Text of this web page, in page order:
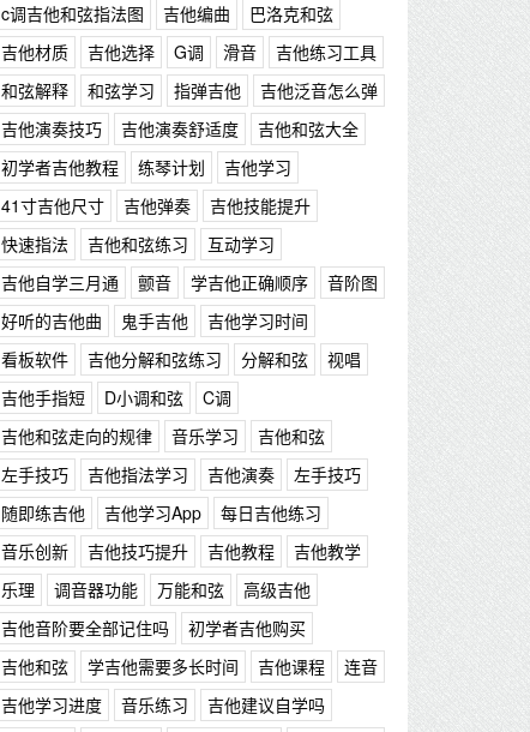
c调吉他和弦指法图
吉他编曲
巴洛克和弦
吉他材质
吉他选择 G调 滑音
吉他练习工具
和弦解释
和弦学习 指弹吉他
吉他泛音怎么弹
吉他演奏技巧
吉他演奏舒适度
吉他和弦大全
初学者吉他教程
练琴计划
吉他学习
41寸吉他尺寸
吉他弹奏
吉他技能提升
快速指法
吉他和弦练习
互动学习
吉他自学三月通
颤音 学吉他正确顺序
音阶图
好听的吉他曲
鬼手吉他
吉他学习时间
看板软件
吉他分解和弦练习 分解和弦
视唱
吉他手指短
D小调和弦
C调
吉他和弦走向的规律
音乐学习
吉他和弦
左手技巧
吉他指法学习 吉他演奏
左手技巧
随即练吉他
吉他学习App
每日吉他练习
音乐创新
吉他技巧提升 吉他教程
吉他教学
乐理
调音器功能 万能和弦
高级吉他
吉他音阶要全部记住吗
初学者吉他购买
吉他和弦
学吉他需要多长时间 吉他课程
连音
吉他学习进度
音乐练习
吉他建议自学吗